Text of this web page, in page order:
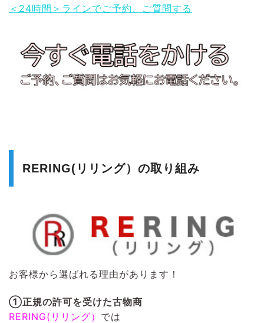
＜24時間＞ラインでご予約、ご質問する
RERING(リリング）の取り組み
お客様から選ばれる理由があります！
①正規の許可を受けた古物商
RERING(リリング） では